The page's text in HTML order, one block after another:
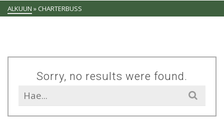
ALKUUN » CHARTERBUSS
Sorry, no results were found.
Search
for: